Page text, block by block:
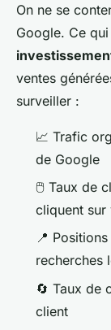
On ne se
Google. Ce
ventes
surveiller :
📈 Trafic
de Google
🖱️ Taux de
cliquent sur
📍
recherches
🔄 Taux de
client